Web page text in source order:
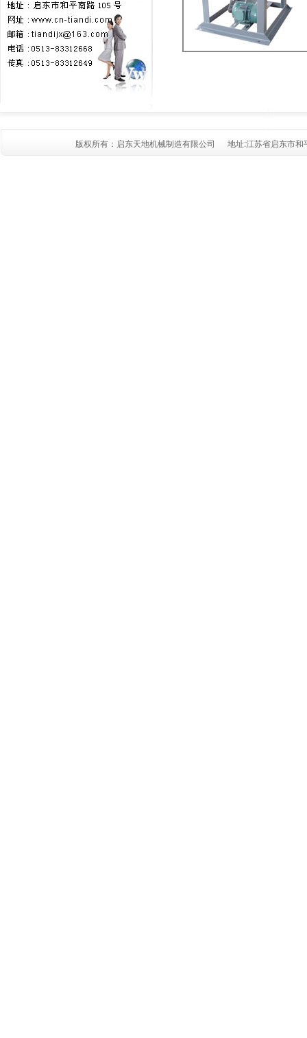
版权所有：启东天地机械制造有限公司 地址:江苏省启东